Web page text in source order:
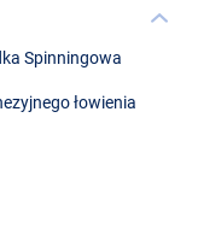
Spinningowa
łowienia